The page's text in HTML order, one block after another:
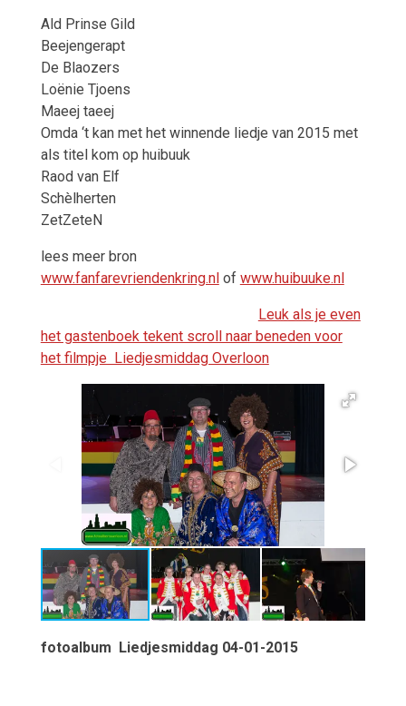
Ald Prinse Gild
Beejengerapt
De Blaozers
Loënie Tjoens
Maeej taeej
Omda ‘t kan met het winnende liedje van 2015 met
als titel kom op huibuuk
Raod van Elf
Schèlherten
ZetZeteN
lees meer bron
www.fanfarevriendenkring.nlof www.huibuuke.nl
Leuk als je even
het gastenboek tekent scroll naar beneden voor
het filmpje Liedjesmiddag Overloon
fotoalbum Liedjesmiddag 04-01-2015